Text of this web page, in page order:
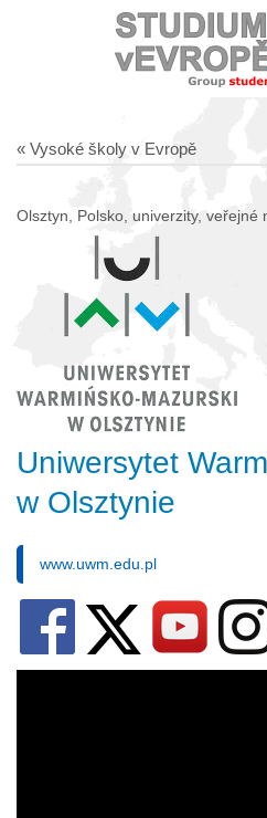
« Vysoké školy v Evropě
Olsztyn, Polsko, univerzity, veřejné
Uniwersytet
w Olsztynie
www.uwm.edu.pl